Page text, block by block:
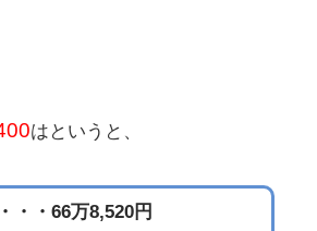
はというと、
・・66万8,520円